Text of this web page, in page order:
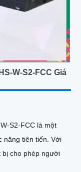
W-S2-FCC Giá
S2-FCC là một
tiên tiến. Với
bị cho phép người